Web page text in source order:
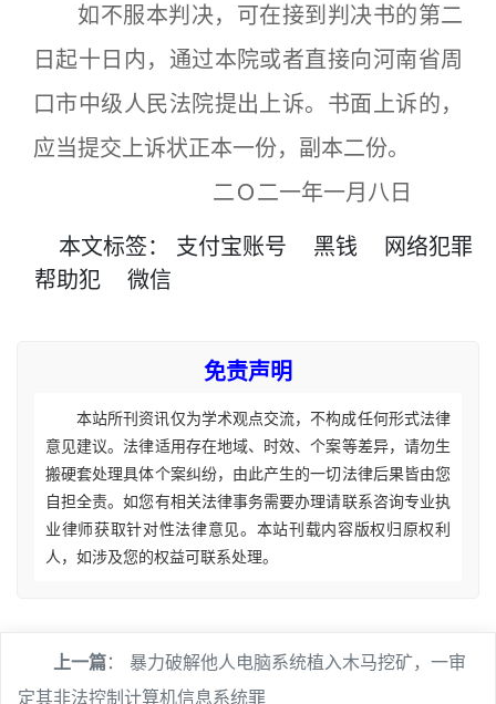
如不服本判决，可在接到判决书的第二
日起十日内，通过本院或者直接向河南省周
口市中级人民法院提出上诉。书面上诉的，
应当提交上诉状正本一份，副本二份。
二Ｏ二一年一月八日
本文标签： 支付宝账号 黑钱
网络犯罪
帮助犯
微信
免责声明
本站所刊资讯仅为学术观点交流，不构成任何形式法律
意见建议。法律适用存在地域、时效、个案等差异，请勿生
搬硬套处理具体个案纠纷，由此产生的一切法律后果皆由您
自担全责。如您有相关法律事务需要办理请联系咨询专业执
业律师获取针对性法律意见。本站刊载内容版权归原权利
人，如涉及您的权益可联系处理。
上一篇： 暴力破解他人电脑系统植入木马挖矿，一审
定其非法控制计算机信息系统罪